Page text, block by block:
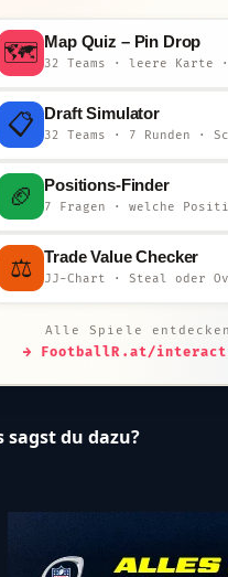
🗺️ Map Quiz – Pin Drop
📋 Draft Simulator
🏈 Positions-Finder
⚖️ Trade Value Checker
Alle Spiele entdecken
→ FootballR.at/
sagst du dazu?